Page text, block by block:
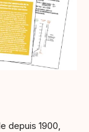
depuis 1900,